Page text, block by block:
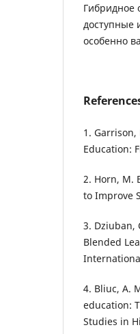
Гибридное
доступные
особенно
1.
Education:
2. Horn, M.
to Improve
3. Dziuban,
Blended
4. Bliuc, A.
education:
Studies in